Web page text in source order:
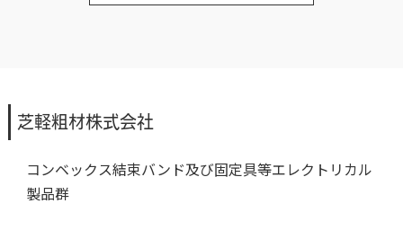
芝軽粗材株式会社
コンベックス結束バンド及び固定具等エレクトリカル
製品群